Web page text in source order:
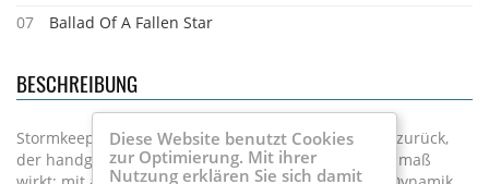
07
Ballad Of A Fallen Star
BESCHREIBUNG
Stormkeep kehren mit symphonischem Black Metal zurück,
der handgefertigt und von weltumspannendem Ausmaß
Diese Website benutzt Cookies
zur Optimierung. Mit ihrer
Nutzung erklären Sie sich damit